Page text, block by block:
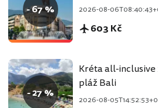
- 67 % 2026-08-
603 Kč
- 27 %
Kréta all-inclusive
pláž Bali
2026-08-